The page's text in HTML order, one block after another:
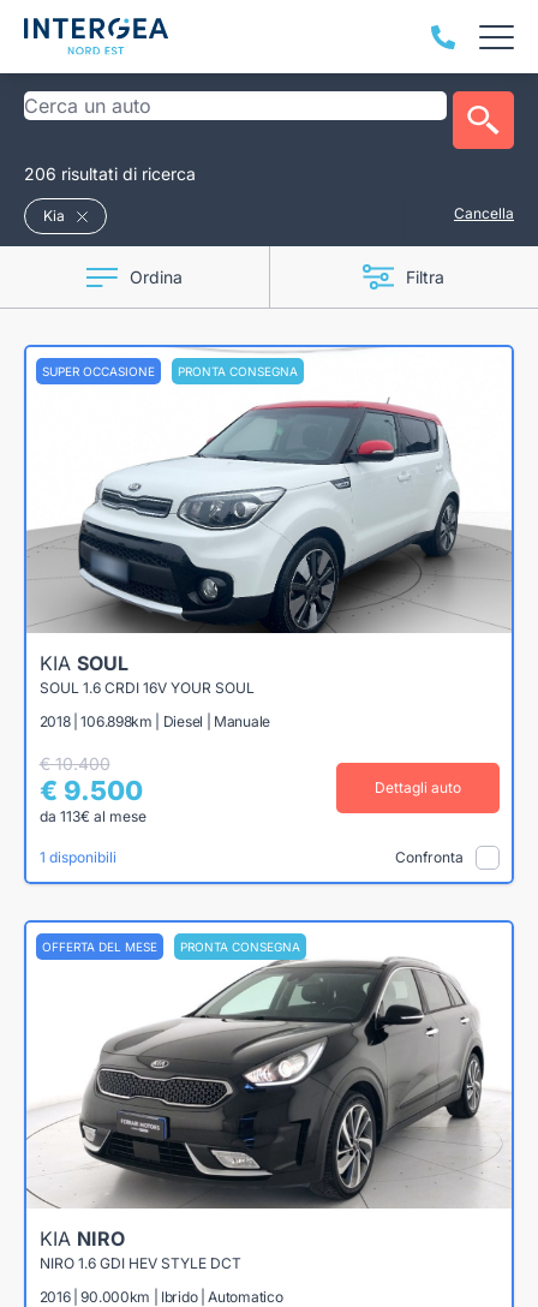
206 risultati di ricerca
Kia Cancella
Ordina Filtra
SUPER OCCASIONE PRONTA CONSEGNA
KIA SOUL
SOUL 1.6 CRDI 16V YOUR SOUL
2018 | 106.898km | Diesel | Manuale
€ 10.400
€ 9.500
da 113€ al mese
Dettagli auto
1 disponibili Confronta
OFFERTA DEL MESE PRONTA CONSEGNA
KIA NIRO
NIRO 1.6 GDI HEV STYLE DCT
2016 | 90.000km | Ibrido | Automatico